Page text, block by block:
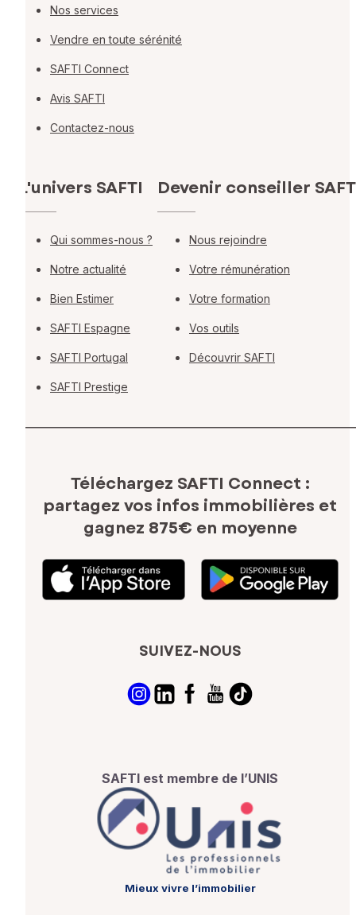
Nos services
Vendre en toute sérénité
SAFTI Connect
Avis SAFTI
Contactez-nous
L'univers SAFTI
Qui sommes-nous ?
Notre actualité
Bien Estimer
SAFTI Espagne
SAFTI Portugal
SAFTI Prestige
Devenir conseiller
Nous rejoindre
Votre rémunération
Votre formation
Vos outils
Découvrir SAFTI
Téléchargez SAFTI Connect :
partagez vos infos immobilières et
gagnez 875€ en moyenne
SUIVEZ-NOUS
SAFTI est membre de l’UNIS
Mieux vivre l’immobilier